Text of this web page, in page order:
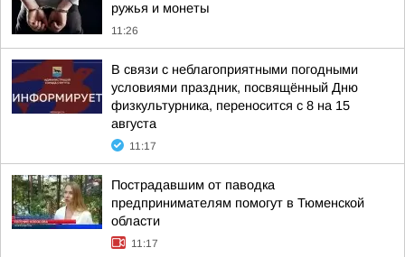
ружья и монеты
11:26
В связи с неблагоприятными погодными
условиями праздник, посвящённый Дню
физкультурника, переносится с 8 на 15
августа
11:17
Пострадавшим от паводка
предпринимателям помогут в Тюменской
области
11:17